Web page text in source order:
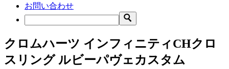
お問い合わせ
クロムハーツ インフィニティCHクロ
スリング ルビーパヴェカスタム